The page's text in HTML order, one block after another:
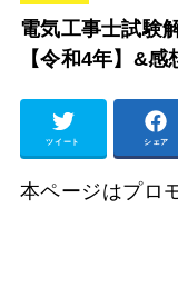
電気工事士試験
【令和4年】&感
ツイート シェア
本ページはプロ